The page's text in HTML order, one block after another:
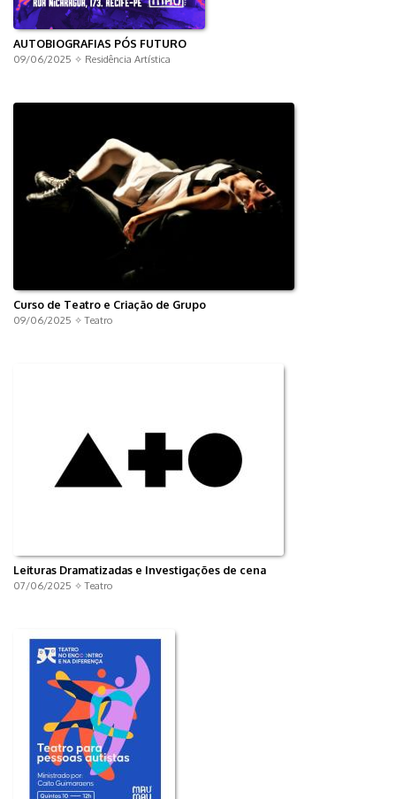
AUTOBIOGRAFIAS PÓS FUTURO
09/06/2025 ✧ Residência Artística
Curso de Teatro e Criação de Grupo
09/06/2025 ✧Teatro
Leituras Dramatizadas e Investigações de cena
07/06/2025 ✧Teatro